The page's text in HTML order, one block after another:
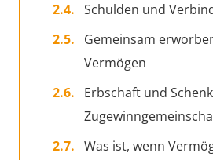
Schulden und
Gemeinsam
Vermögen
Erbschaft und
Was ist, wenn